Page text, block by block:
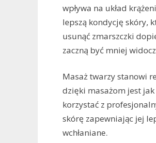
wpływa na układ
lepszą kondycję skóry,
usunąć zmarszczki
zaczną być mniej
Masaż twarzy stanowi
dzięki masażom jest
korzystać z
skórę zapewniając jej
wchłaniane.